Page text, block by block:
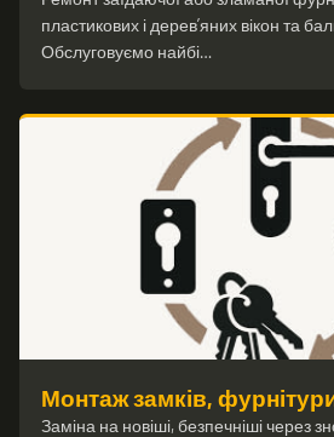
пластикових і дерев’яних вікон та
Обслуговуємо найбі…
Монтаж замків,
Заміна на новіші, безпечніші через